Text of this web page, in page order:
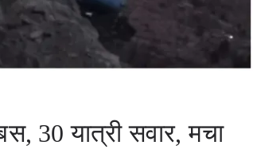
30 यात्री सवार, मचा